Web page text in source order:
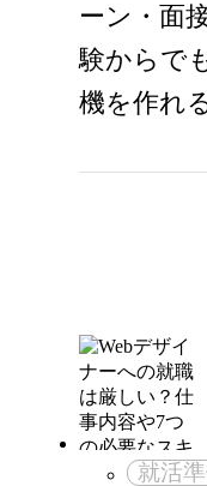
ーン・面
験からで
機を作れ
就活